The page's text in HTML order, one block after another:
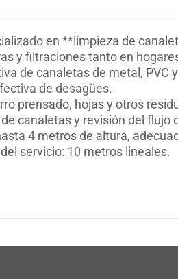
en **limpieza de
y filtraciones tanto en
de canaletas de metal, PVC
de desagües.
prensado, hojas y otros
canaletas y revisión del flujo
4 metros de altura,
servicio: 10 metros lineales.